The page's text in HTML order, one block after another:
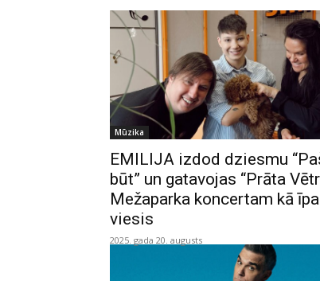
Mūzika
EMILIJA izdod dziesmu
būt” un gatavojas “Prāta
Mežaparka koncertam kā
viesis
2025. gada 20. augusts